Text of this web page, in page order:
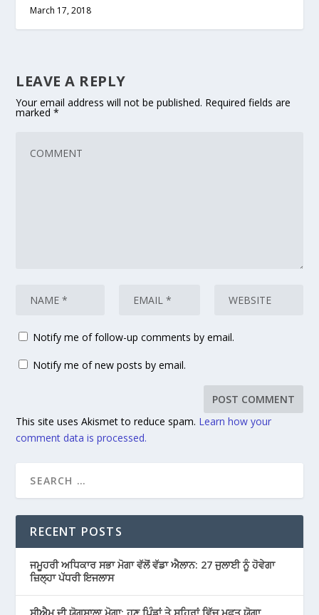
March 17, 2018
LEAVE A REPLY
Your email address will not be published. Required fields are
marked*
Notify me of follow-up comments by email.
Notify me of new posts by email.
This site uses Akismet to reduce spam. Learn how your
comment data is processed.
RECENT POSTS
ਜਮੂਹਰੀ ਅਧਿਕਾਰ ਸਭਾ ਮੋਗਾ ਵੱਲੋਂ ਵੱਡਾ ਐਲਾਨ: 27 ਜੁਲਾਈ ਨੂੰ ਹੋਵੇਗਾ
ਜ਼ਿਲ੍ਹਾ ਪੱਧਰੀ ਇਜਲਾਸ
ਸੀਐਮ ਦੀ ਯੋਗਸ਼ਾਲਾ ਮੋਗਾ: ਹੁਣ ਪਿੰਡਾਂ ਤੇ ਸ਼ਹਿਰਾਂ ਵਿੱਚ ਮੁਫ਼ਤ ਯੋਗਾ